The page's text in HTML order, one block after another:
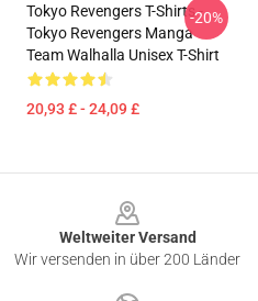
Tokyo Revengers T-Shirts -
Tokyo Revengers Manga
Team Walhalla Unisex T-Shirt
20,93 £ - 24,09 £
-20%
Weltweiter Versand
Wir versenden in über 200 Länder